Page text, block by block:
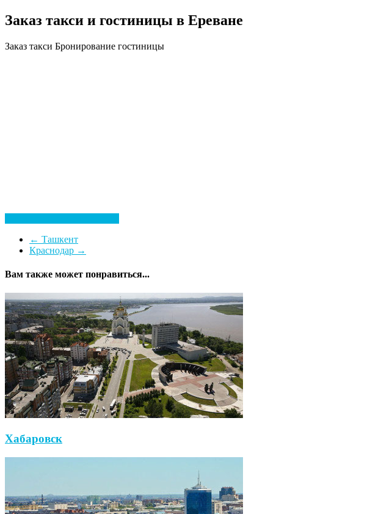
Заказ такси и гостиницы в Ереване
Заказ такси Бронирование гостиницы
← Ташкент
Краснодар →
Вам также может понравиться...
Хабаровск